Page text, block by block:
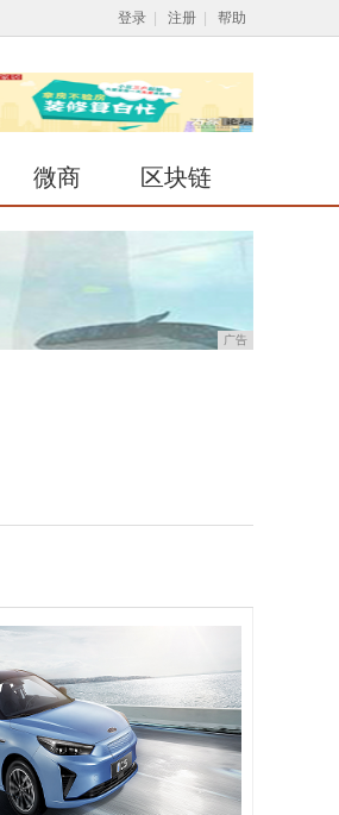
登录 注册 帮助
微商 区块链
广告